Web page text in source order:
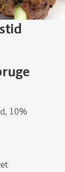
10%